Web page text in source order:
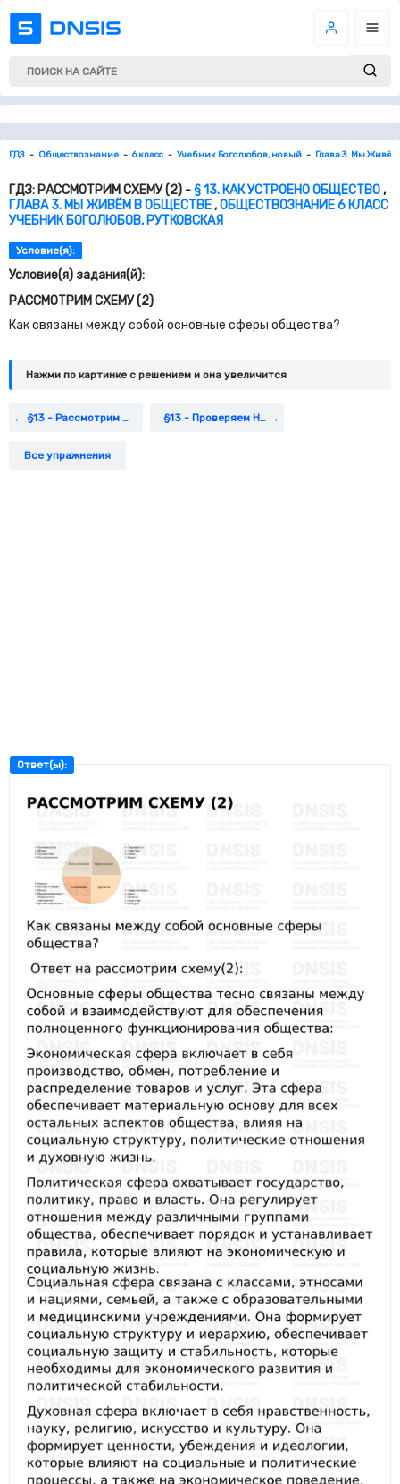
ГДЗ Обществознание 6 класс Учебник Боголюбов, новый Глава 3. Мы
ГДЗ: РАССМОТРИМ СХЕМУ (2) -§ 13. КАК УСТРОЕНО ОБЩЕСТВО,
ГЛАВА 3. МЫ ЖИВЁМ В ОБЩЕСТВЕ,ОБЩЕСТВОЗНАНИЕ 6 КЛАСС
УЧЕБНИК БОГОЛЮБОВ, РУТКОВСКАЯ
Условие(я):
Условие(я) задания(й):
РАССМОТРИМ СХЕМУ (2)
Как связаны между собой основные сферы общества?
Нажми по картинке c решением и она увеличится
§13 - Рассмотрим Схему (1) §13 - Проверяем Наши Знания И Умения
Все упражнения
Ответ(ы):